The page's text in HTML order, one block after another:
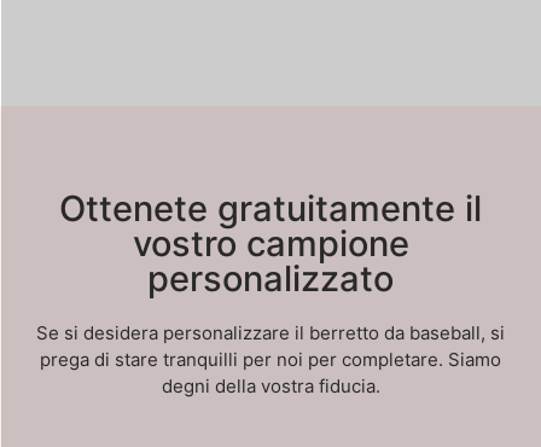
Ottenete gratuitamente il
vostro campione
personalizzato
Se si desidera personalizzare il berretto da baseball, si
prega di stare tranquilli per noi per completare. Siamo
degni della vostra fiducia.